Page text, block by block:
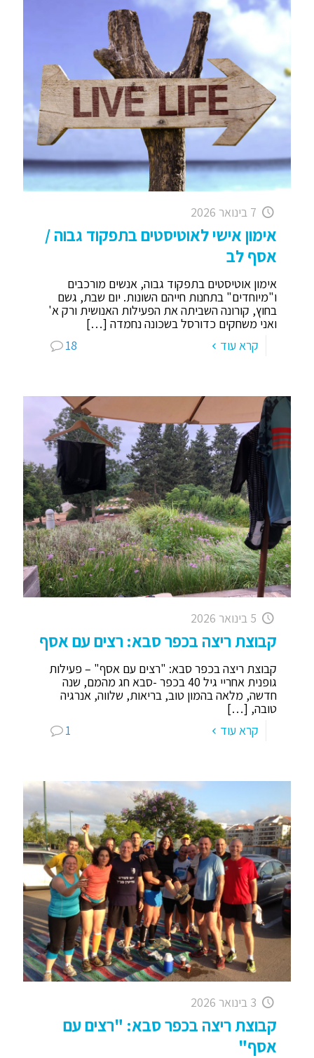
7 בינואר 2026
אימון אישי לאוטיסטים בתפקוד גבוה /
אסף לב
אימון אוטיסטים בתפקוד גבוה, אנשים מורכבים
ו"מיוחדים" בתחנות חייהם השונות. יום שבת, גשם
בחוץ, קורונה השביתה את הפעילות האנושית ורק א'
ואני משחקים כדורסל בשכונה נחמדה […]
18
קרא עוד
5 בינואר 2026
קבוצת ריצה בכפר סבא: רצים עם אסף
קבוצת ריצה בכפר סבא: "רצים עם אסף" – פעילות
גופנית אחריי גיל 40 בכפר -סבא חג מהמם, שנה
חדשה, מלאה בהמון טוב, בריאות, שלווה, אנרגיה
טובה, […]
1
קרא עוד
3 בינואר 2026
קבוצת ריצה בכפר סבא: "רצים עם
אסף"